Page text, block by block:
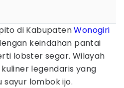
di KabupatenWonogiri
keindahan pantai
lobster segar. Wilayah
legendaris yang
lombok ijo.